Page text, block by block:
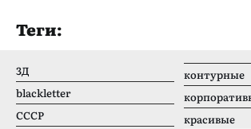
Теги:
3Д
blackletter
CCCР
контурные
красивые